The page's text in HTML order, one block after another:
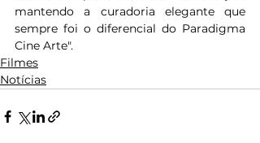
mantendo a curadoria elegante que
sempre foi o diferencial do Paradigma
Cine Arte".
Filmes
Notícias